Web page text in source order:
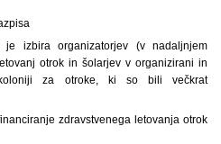
je izbira organizatorjev (v nadaljnjem
otrok in šolarjev v organizirani in
koloniji za otroke, ki so bili večkrat
zdravstvenega letovanja otrok